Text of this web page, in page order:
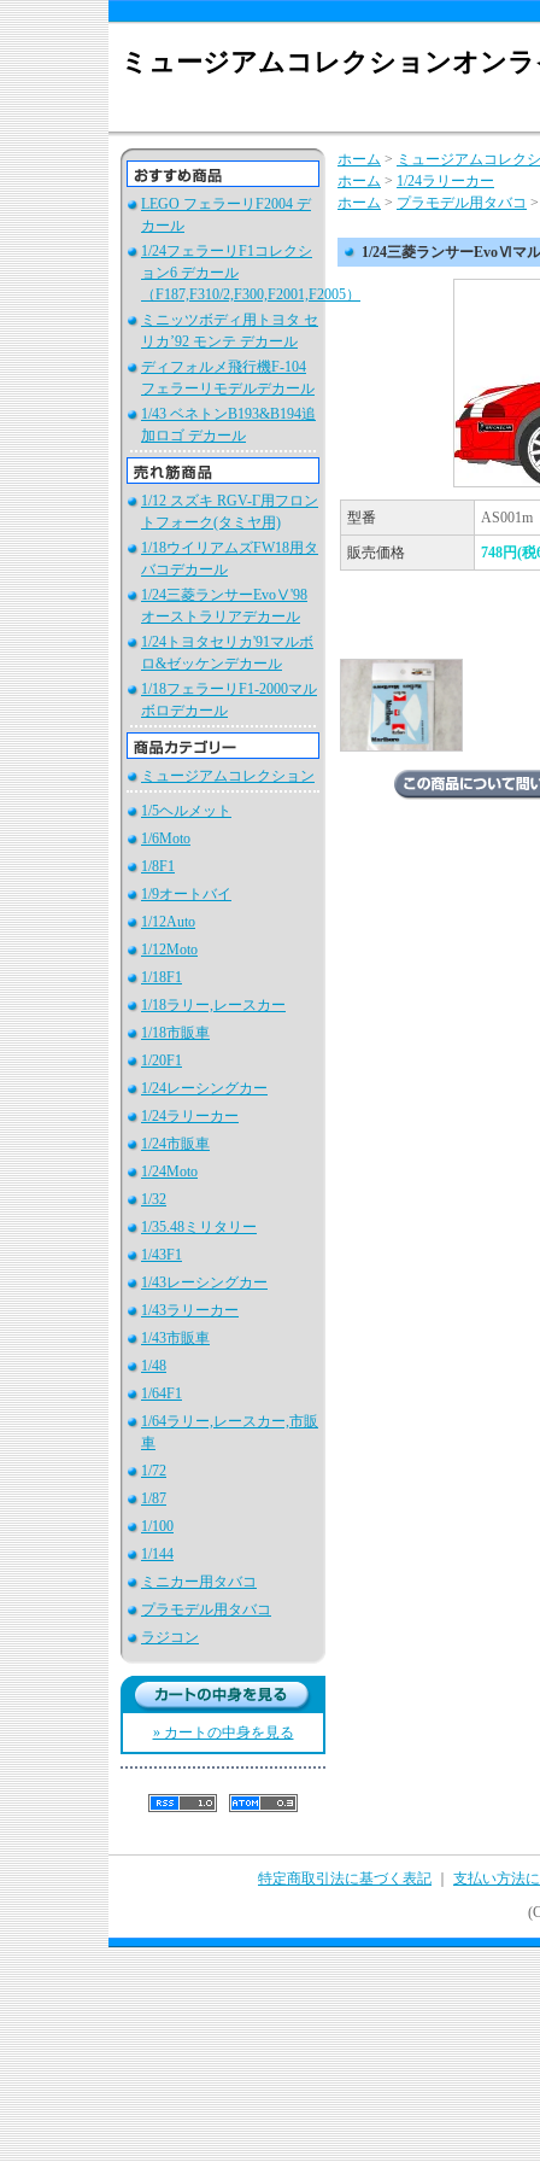
ミュージアムコレクションオン
LEGO フェラーリF2004 デ
カール
1/24フェラーリF1コレクシ
ョン6 デカール
（F187,F310/2,F300,F2001,F2005）
ミニッツボディ用トヨタ セ
リカ’92 モンテ デカール
ディフォルメ飛行機F-104
フェラーリモデルデカール
1/43 ベネトンB193&B194追
加ロゴ デカール
1/12 スズキ RGV-Γ用フロン
トフォーク(タミヤ用)
1/18ウイリアムズFW18用タ
バコデカール
1/24三菱ランサーEvoⅤ'98
オーストラリアデカール
1/24トヨタセリカ'91マルボ
ロ&ゼッケンデカール
1/18フェラーリF1-2000マル
ボロデカール
ミュージアムコレクション
1/5ヘルメット
1/6Moto
1/8F1
1/9オートバイ
1/12Auto
1/12Moto
1/18F1
1/18ラリー,レースカー
1/18市販車
1/20F1
1/24レーシングカー
1/24ラリーカー
1/24市販車
1/24Moto
1/32
1/35.48ミリタリー
1/43F1
1/43レーシングカー
1/43ラリーカー
1/43市販車
1/48
1/64F1
1/64ラリー,レースカー,市販
車
1/72
1/87
1/100
1/144
ミニカー用タバコ
プラモデル用タバコ
ラジコン
» カートの中身を見る
ホーム > ミュージアムコレク
ホーム > 1/24ラリーカー
ホーム > プラモデル用タバコ
1/24三菱ランサーEvoⅥマ
型番 AS001m
販売価格 748円(税
特定商取引法に基づく表記
支払い方法